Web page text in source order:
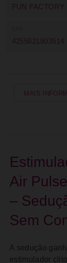
FUN FACTORY
4255821803514
MAIS
Air
–
Sem
A sedução
estimulador